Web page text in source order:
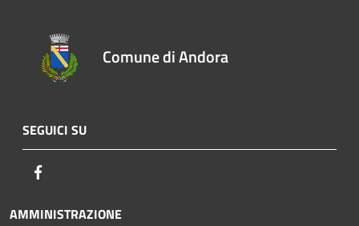
Comune di Andora
SEGUICI SU
AMMINISTRAZIONE